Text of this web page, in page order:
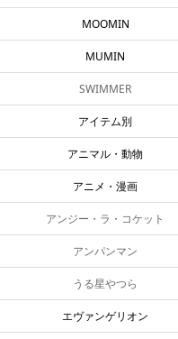
MOOMIN
MUMIN
SWIMMER
アイテム別
アニマル・動物
アニメ・漫画
アンジー・ラ・コケット
アンパンマン
うる星やつら
エヴァンゲリオン